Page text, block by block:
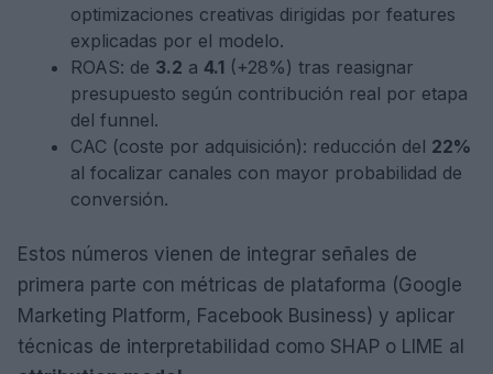
optimizaciones creativas dirigidas por features
explicadas por el modelo.
ROAS: de 3.2 a 4.1 (+28%) tras reasignar
presupuesto según contribución real por etapa
del funnel.
CAC (coste por adquisición): reducción del 22%
al focalizar canales con mayor probabilidad de
conversión.
Estos números vienen de integrar señales de
primera parte con métricas de plataforma (Google
Marketing Platform, Facebook Business) y aplicar
técnicas de interpretabilidad como SHAP o LIME al